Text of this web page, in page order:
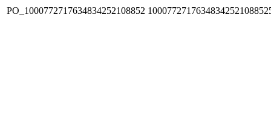
PO_1000772717634834252108852